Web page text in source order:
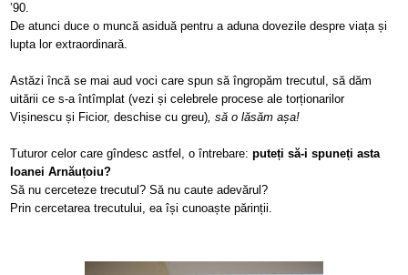
’90.
De atunci duce o muncă asiduă pentru a aduna dovezile despre viața și
lupta lor extraordinară.
Astăzi încă se mai aud voci care spun să îngropăm trecutul, să dăm
uitării ce s-a întîmplat (vezi și celebrele procese ale torționarilor
Vișinescu și Ficior, deschise cu greu) , să o lăsăm așa!
Tuturor celor care gîndesc astfel, o întrebare: puteți să-i spuneți asta
Ioanei Arnăuțoiu?
Să nu cerceteze trecutul? Să nu caute adevărul?
Prin cercetarea trecutului, ea își cunoaște părinții.